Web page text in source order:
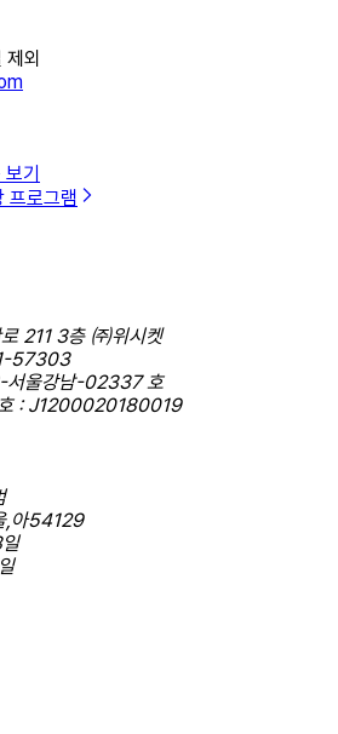
제외
기
프로그램
211 3층 ㈜위시켓
57303
서울강남-02337 호
호 : J1200020180019
,아54129